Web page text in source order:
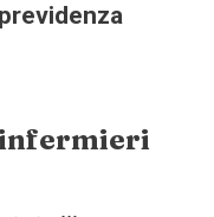
infermieri